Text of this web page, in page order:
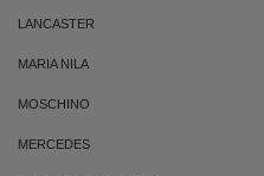
LANCASTER
MARIA NILA
MOSCHINO
MERCEDES